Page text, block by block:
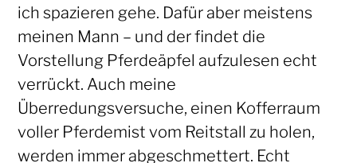
ich spazieren gehe. Dafür aber meistens
meinen Mann – und der findet die
Vorstellung Pferdeäpfel aufzulesen echt
verrückt. Auch meine
Überredungsversuche, einen Kofferraum
voller Pferdemist vom Reitstall zu holen,
werden immer abgeschmettert. Echt